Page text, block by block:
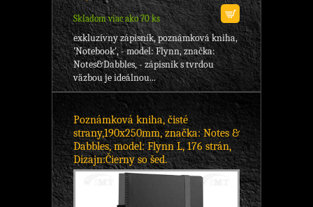
Skladom viac ako 70 ks
exkluzívny zápisník, poznámková kniha,
'Notebook', - model: Flynn, značka:
Notes&Dabbles, - zápisník s tvrdou
väzbou je ideálnou...
Poznámková kniha, čisté
strany,190x250mm, značka: Notes &
Dabbles, model: Flynn L, 176 strán,
Dizajn:Čierny so šed.